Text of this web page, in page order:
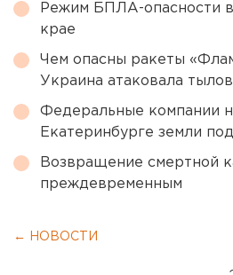
Режим БПЛА-опасности
крае
Чем опасны ракеты
Украина атаковала
Федеральные компании
Екатеринбурге земли
Возвращение смертной
преждевременным
← НОВОСТИ